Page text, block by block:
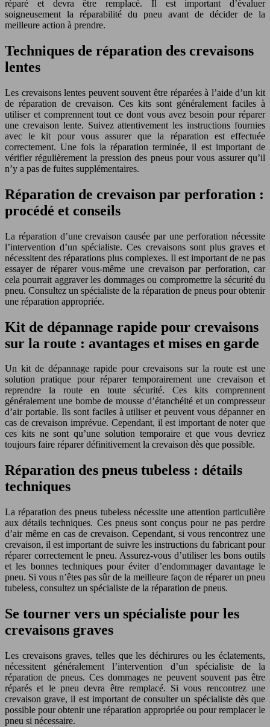
réparé et devra être remplacé. Il est important d’évaluer
soigneusement la réparabilité du pneu avant de décider de la
meilleure action à prendre.
Techniques de réparation des crevaisons
lentes
Les crevaisons lentes peuvent souvent être réparées à l’aide d’un kit
de réparation de crevaison. Ces kits sont généralement faciles à
utiliser et comprennent tout ce dont vous avez besoin pour réparer
une crevaison lente. Suivez attentivement les instructions fournies
avec le kit pour vous assurer que la réparation est effectuée
correctement. Une fois la réparation terminée, il est important de
vérifier régulièrement la pression des pneus pour vous assurer qu’il
n’y a pas de fuites supplémentaires.
Réparation de crevaison par perforation :
procédé et conseils
La réparation d’une crevaison causée par une perforation nécessite
l’intervention d’un spécialiste. Ces crevaisons sont plus graves et
nécessitent des réparations plus complexes. Il est important de ne pas
essayer de réparer vous-même une crevaison par perforation, car
cela pourrait aggraver les dommages ou compromettre la sécurité du
pneu. Consultez un spécialiste de la réparation de pneus pour obtenir
une réparation appropriée.
Kit de dépannage rapide pour crevaisons
sur la route : avantages et mises en garde
Un kit de dépannage rapide pour crevaisons sur la route est une
solution pratique pour réparer temporairement une crevaison et
reprendre la route en toute sécurité. Ces kits comprennent
généralement une bombe de mousse d’étanchéité et un compresseur
d’air portable. Ils sont faciles à utiliser et peuvent vous dépanner en
cas de crevaison imprévue. Cependant, il est important de noter que
ces kits ne sont qu’une solution temporaire et que vous devriez
toujours faire réparer définitivement la crevaison dès que possible.
Réparation des pneus tubeless : détails
techniques
La réparation des pneus tubeless nécessite une attention particulière
aux détails techniques. Ces pneus sont conçus pour ne pas perdre
d’air même en cas de crevaison. Cependant, si vous rencontrez une
crevaison, il est important de suivre les instructions du fabricant pour
réparer correctement le pneu. Assurez-vous d’utiliser les bons outils
et les bonnes techniques pour éviter d’endommager davantage le
pneu. Si vous n’êtes pas sûr de la meilleure façon de réparer un pneu
tubeless, consultez un spécialiste de la réparation de pneus.
Se tourner vers un spécialiste pour les
crevaisons graves
Les crevaisons graves, telles que les déchirures ou les éclatements,
nécessitent généralement l’intervention d’un spécialiste de la
réparation de pneus. Ces dommages ne peuvent souvent pas être
réparés et le pneu devra être remplacé. Si vous rencontrez une
crevaison grave, il est important de consulter un spécialiste dès que
possible pour obtenir une réparation appropriée ou pour remplacer le
pneu si nécessaire.